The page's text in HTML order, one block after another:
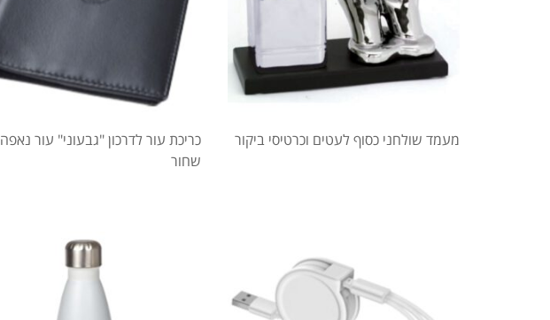
מעמד שולחני כסוף לעטים וכרטיסי ביקור
כריכת עור לדרכון "גבעוני" עור נאפה
שחור